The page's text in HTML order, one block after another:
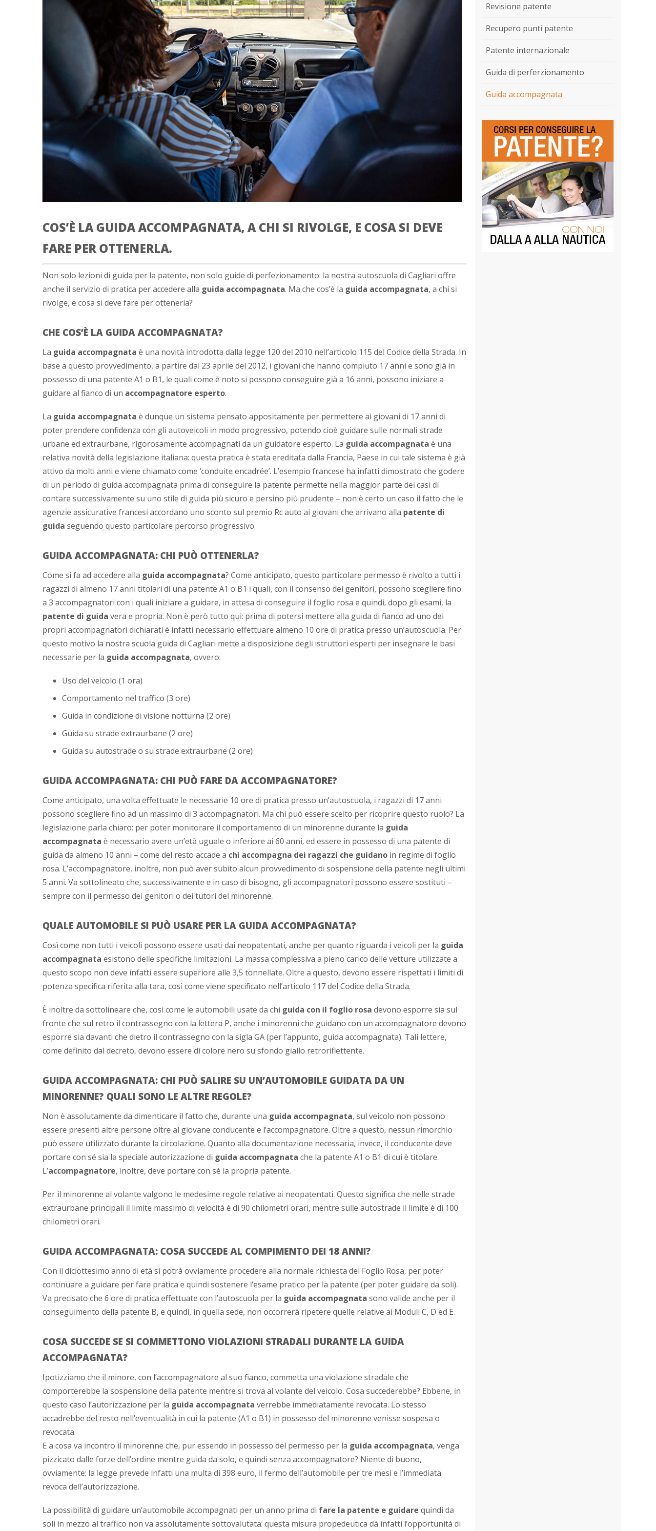
COS’È LA GUIDA ACCOMPAGNATA, A CHI SI RIVOLGE, E COSA SI DEVE
FARE PER OTTENERLA.
Non solo lezioni di guida per la patente, non solo guide di perfezionamento: la nostra autoscuola di Cagliari offre
anche il servizio di pratica per accedere alla guida accompagnata. Ma che cos’è la guida accompagnata, a chi si
rivolge, e cosa si deve fare per ottenerla?
CHE COS’È LA GUIDA ACCOMPAGNATA?
La guida accompagnata è una novità introdotta dalla legge 120 del 2010 nell’articolo 115 del Codice della Strada. In
base a questo provvedimento, a partire dal 23 aprile del 2012, i giovani che hanno compiuto 17 anni e sono già in
possesso di una patente A1 o B1, le quali come è noto si possono conseguire già a 16 anni, possono iniziare a
guidare al fianco di un accompagnatore esperto.
La guida accompagnata è dunque un sistema pensato appositamente per permettere ai giovani di 17 anni di
poter prendere confidenza con gli autoveicoli in modo progressivo, potendo cioè guidare sulle normali strade
urbane ed extraurbane, rigorosamente accompagnati da un guidatore esperto. La guida accompagnata è una
relativa novità della legislazione italiana: questa pratica è stata ereditata dalla Francia, Paese in cui tale sistema è già
attivo da molti anni e viene chiamato come ‘conduite encadrée’. L’esempio francese ha infatti dimostrato che godere
di un periodo di guida accompagnata prima di conseguire la patente permette nella maggior parte dei casi di
contare successivamente su uno stile di guida più sicuro e persino più prudente – non è certo un caso il fatto che le
agenzie assicurative francesi accordano uno sconto sul premio Rc auto ai giovani che arrivano alla patente di
guida seguendo questo particolare percorso progressivo.
GUIDA ACCOMPAGNATA: CHI PUÒ OTTENERLA?
Come si fa ad accedere alla guida accompagnata? Come anticipato, questo particolare permesso è rivolto a tutti i
ragazzi di almeno 17 anni titolari di una patente A1 o B1 i quali, con il consenso dei genitori, possono scegliere fino
a 3 accompagnatori con i quali iniziare a guidare, in attesa di conseguire il foglio rosa e quindi, dopo gli esami, la
patente di guida vera e propria. Non è però tutto qui: prima di potersi mettere alla guida di fianco ad uno dei
propri accompagnatori dichiarati è infatti necessario effettuare almeno 10 ore di pratica presso un’autoscuola. Per
questo motivo la nostra scuola guida di Cagliari mette a disposizione degli istruttori esperti per insegnare le basi
necessarie per la guida accompagnata, ovvero:
Uso del veicolo (1 ora)
Comportamento nel traffico (3 ore)
Guida in condizione di visione notturna (2 ore)
Guida su strade extraurbane (2 ore)
Guida su autostrade o su strade extraurbane (2 ore)
GUIDA ACCOMPAGNATA: CHI PUÒ FARE DA ACCOMPAGNATORE?
Come anticipato, una volta effettuate le necessarie 10 ore di pratica presso un’autoscuola, i ragazzi di 17 anni
possono scegliere fino ad un massimo di 3 accompagnatori. Ma chi può essere scelto per ricoprire questo ruolo? La
legislazione parla chiaro: per poter monitorare il comportamento di un minorenne durante la guida
accompagnata è necessario avere un’età uguale o inferiore ai 60 anni, ed essere in possesso di una patente di
guida da almeno 10 anni – come del resto accade a chi accompagna dei ragazzi che guidanoin regime di foglio
rosa. L’accompagnatore, inoltre, non può aver subito alcun provvedimento di sospensione della patente negli ultimi
5 anni. Va sottolineato che, successivamente e in caso di bisogno, gli accompagnatori possono essere sostituti –
sempre con il permesso dei genitori o dei tutori del minorenne.
QUALE AUTOMOBILE SI PUÒ USARE PER LA GUIDA ACCOMPAGNATA?
Così come non tutti i veicoli possono essere usati dai neopatentati, anche per quanto riguarda i veicoli per la guida
accompagnata esistono delle specifiche limitazioni. La massa complessiva a pieno carico delle vetture utilizzate a
questo scopo non deve infatti essere superiore alle 3,5 tonnellate. Oltre a questo, devono essere rispettati i limiti di
potenza specifica riferita alla tara, così come viene specificato nell’articolo 117 del Codice della Strada.
È inoltre da sottolineare che, così come le automobili usate da chi guida con il foglio rosa devono esporre sia sul
fronte che sul retro il contrassegno con la lettera P, anche i minorenni che guidano con un accompagnatore devono
esporre sia davanti che dietro il contrassegno con la sigla GA (per l’appunto, guida accompagnata). Tali lettere,
come definito dal decreto, devono essere di colore nero su sfondo giallo retroriflettente.
GUIDA ACCOMPAGNATA: CHI PUÒ SALIRE SU UN’AUTOMOBILE GUIDATA DA UN
MINORENNE? QUALI SONO LE ALTRE REGOLE?
Non è assolutamente da dimenticare il fatto che, durante una guida accompagnata, sul veicolo non possono
essere presenti altre persone oltre al giovane conducente e l’accompagnatore. Oltre a questo, nessun rimorchio
può essere utilizzato durante la circolazione. Quanto alla documentazione necessaria, invece, il conducente deve
portare con sé sia la speciale autorizzazione di guida accompagnata che la patente A1 o B1 di cui è titolare.
L’accompagnatore, inoltre, deve portare con sé la propria patente.
Per il minorenne al volante valgono le medesime regole relative ai neopatentati. Questo significa che nelle strade
extraurbane principali il limite massimo di velocità è di 90 chilometri orari, mentre sulle autostrade il limite è di 100
chilometri orari.
GUIDA ACCOMPAGNATA: COSA SUCCEDE AL COMPIMENTO DEI 18 ANNI?
Con il diciottesimo anno di età si potrà ovviamente procedere alla normale richiesta del Foglio Rosa, per poter
continuare a guidare per fare pratica e quindi sostenere l’esame pratico per la patente (per poter guidare da soli).
Va precisato che 6 ore di pratica effettuate con l’autoscuola per la guida accompagnata sono valide anche per il
conseguimento della patente B, e quindi, in quella sede, non occorrerà ripetere quelle relative ai Moduli C, D ed E.
COSA SUCCEDE SE SI COMMETTONO VIOLAZIONI STRADALI DURANTE LA GUIDA
ACCOMPAGNATA?
Ipotizziamo che il minore, con l’accompagnatore al suo fianco, commetta una violazione stradale che
comporterebbe la sospensione della patente mentre si trova al volante del veicolo. Cosa succederebbe? Ebbene, in
questo caso l’autorizzazione per la guida accompagnata verrebbe immediatamente revocata. Lo stesso
accadrebbe del resto nell’eventualità in cui la patente (A1 o B1) in possesso del minorenne venisse sospesa o
revocata.
E a cosa va incontro il minorenne che, pur essendo in possesso del permesso per la guida accompagnata, venga
pizzicato dalle forze dell’ordine mentre guida da solo, e quindi senza accompagnatore? Niente di buono,
ovviamente: la legge prevede infatti una multa di 398 euro, il fermo dell’automobile per tre mesi e l’immediata
revoca dell’autorizzazione.
La possibilità di guidare un’automobile accompagnati per un anno prima di fare la patente e guidare quindi da
soli in mezzo al traffico non va assolutamente sottovalutata: questa misura propedeutica dà infatti l’opportunità di
Revisione patente
Recupero punti patente
Patente internazionale
Guida di perferzionamento
Guida accompagnata